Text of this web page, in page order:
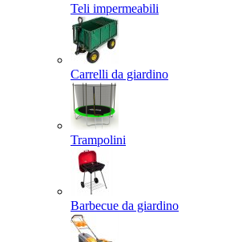
Teli impermeabili
Carrelli da giardino
Trampolini
Barbecue da giardino